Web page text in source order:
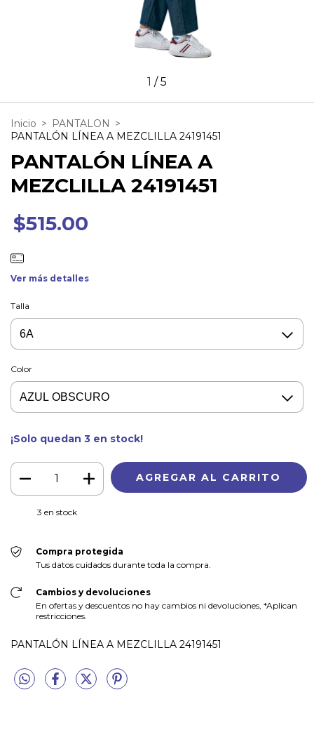
1 /5
Inicio > PANTALON >
PANTALÓN LÍNEA A MEZCLILLA 24191451
PANTALÓN LÍNEA A
MEZCLILLA 24191451
$515.00
Ver más detalles
Talla
Color
¡Solo quedan 3 en stock!
3 en stock
Compra protegida
Tus datos cuidados durante toda la compra.
Cambios y devoluciones
En ofertas y descuentos no hay cambios ni devoluciones, *Aplican
restricciones.
PANTALÓN LÍNEA A MEZCLILLA 24191451